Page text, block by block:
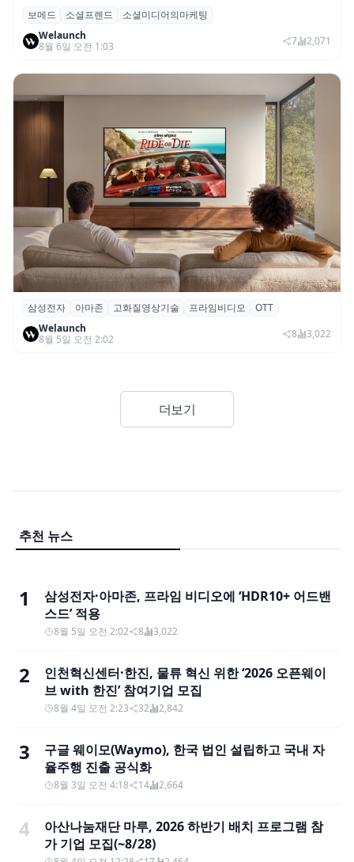
보메드 ‘소셜프렌드’, 유튜브·인스타 등 6개
SNS 마케팅 통합 지원
보메드 소셜프렌드
소셜미디어의마케팅
Welaunch
8월 6일 오전 1:03
7 2,071
삼성전자·아마존, 프라임 비디오에 ‘HDR10+
어드밴스드’ 적용
삼성전자 아마존 고화질영상기술 프라임비디오
OTT
Welaunch
8월 5일 오전 2:02
8 3,022
더보기
추천 뉴스
1
삼성전자·아마존, 프라임 비디오에 ‘HDR10+ 어드밴
스드’ 적용
8월 5일 오전 2:02 8 3,022
2
인천혁신센터·한진, 물류 혁신 위한 ‘2026 오픈웨이
브 with 한진’ 참여기업 모집
8월 4일 오전 2:23 32 2,842
3
구글 웨이모(Waymo), 한국 법인 설립하고 국내 자
율주행 진출 공식화
8월 3일 오전 4:18 14 2,664
4
아산나눔재단 마루, 2026 하반기 배치 프로그램 참
가 기업 모집(~8/28)